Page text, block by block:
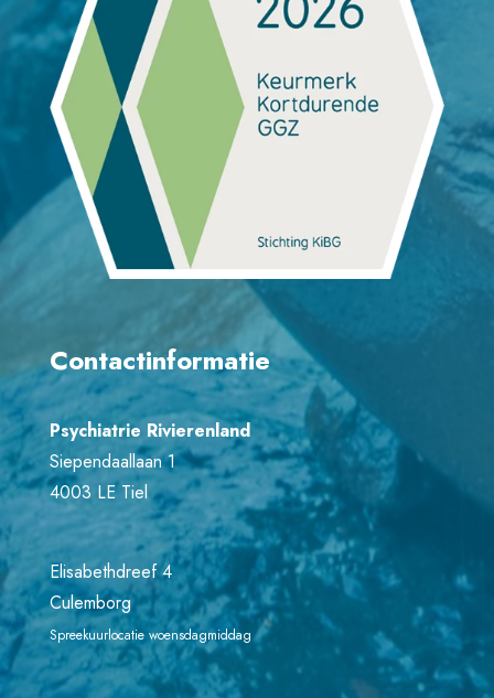
Contactinformatie
Psychiatrie Rivierenland
Siependaallaan 1
4003 LE Tiel
Elisabethdreef 4
Culemborg
Spreekuurlocatie woensdagmiddag